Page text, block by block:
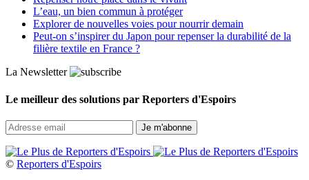
L’eau, un bien commun à protéger
Explorer de nouvelles voies pour nourrir demain
Peut‑on s’inspirer du Japon pour repenser la durabilité de la
filière textile en France ?
La Newsletter
Le meilleur des solutions par Reporters d'Espoirs
© Reporters d'Espoirs